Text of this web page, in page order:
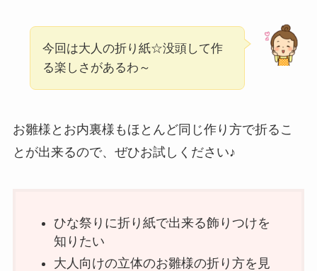
今回は大人の折り紙☆没頭して作
る楽しさがあるわ～
お雛様とお内裏様もほとんど同じ作り方で折るこ
とが出来るので、ぜひお試しください♪
ひな祭りに折り紙で出来る飾りつけを
知りたい
大人向けの立体のお雛様の折り方を見